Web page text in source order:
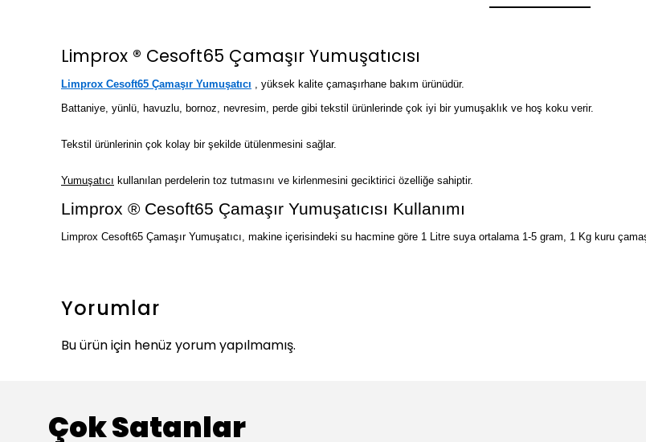
Limprox ® Cesoft65 Çamaşır Yumuşatıcısı
Limprox Cesoft65 Çamaşır Yumuşatıcı , yüksek kalite çamaşırhane bakım ürünüdür.
Battaniye, yünlü, havuzlu, bornoz, nevresim, perde gibi tekstil ürünlerinde çok iyi bir yumuşaklık ve hoş koku verir.
Tekstil ürünlerinin çok kolay bir şekilde ütülenmesini sağlar.
Yumuşatıcı kullanılan perdelerin toz tutmasını ve kirlenmesini geciktirici özelliğe sahiptir.
Limprox ® Cesoft65 Çamaşır Yumuşatıcısı Kullanımı
Limprox Cesoft65 Çamaşır Yumuşatıcı, makine içerisindeki su hacmine göre 1 Litre suya ortalama 1-5 gram, 1 Kg kuru
Yorumlar
Bu ürün için henüz yorum yapılmamış.
Çok Satanlar